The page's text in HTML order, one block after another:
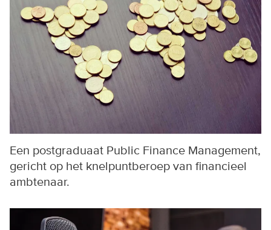
Een postgraduaat Public Finance Management,
gericht op het knelpuntberoep van financieel
ambtenaar.